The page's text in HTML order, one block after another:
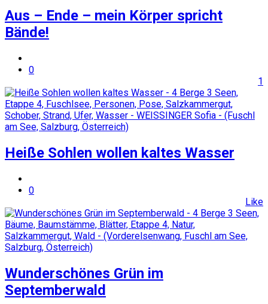
Aus – Ende – mein Körper spricht
Bände!
0
1
Heiße Sohlen wollen kaltes Wasser
0
Like
Wunderschönes Grün im
Septemberwald